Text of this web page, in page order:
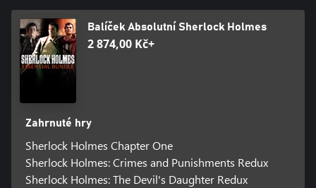
Balíček Absolutní Sherlock Holmes
2 874,00 Kč+
Zahrnuté hry
Sherlock Holmes Chapter One
Sherlock Holmes: Crimes and Punishments Redux
Sherlock Holmes: The Devil's Daughter Redux